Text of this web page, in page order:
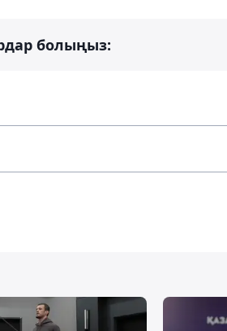
болыңыз: